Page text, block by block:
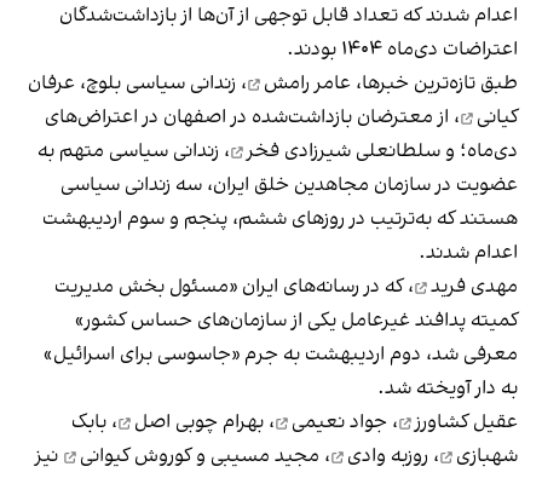
اعدام شدند که تعداد قابل توجهی از آن‌ها از بازداشت‌شدگان
اعتراضات دی‌ماه ۱۴۰۴ بودند.
طبق تازه‌ترین خبرها، عامر رامش ، زندانی سیاسی بلوچ، عرفان
کیانی
، از معترضان بازداشت‌شده در اصفهان در اعتراض‌های
دی‌ماه؛ وسلطانعلی شیرزادی فخر
، زندانی سیاسی متهم به
عضویت در سازمان مجاهدین خلق ایران، سه زندانی سیاسی
هستند که به‌ترتیب در روزهای ششم، پنجم و سوم اردیبهشت
اعدام شدند.
مهدی فرید
، که در رسانه‌های ایران «مسئول بخش مدیریت
کمیته پدافند غیرعامل یکی از سازمان‌های حساس کشور»
معرفی شد، دوم اردیبهشت به جرم «جاسوسی برای اسرائیل»
به دار آویخته شد.
عقیل کشاورز
، جواد نعیمی ، بهرام چوبی اصل ، بابک
شهبازی
، روزبه وادی ، مجید مسیبی وکوروش کیوانی
نیز